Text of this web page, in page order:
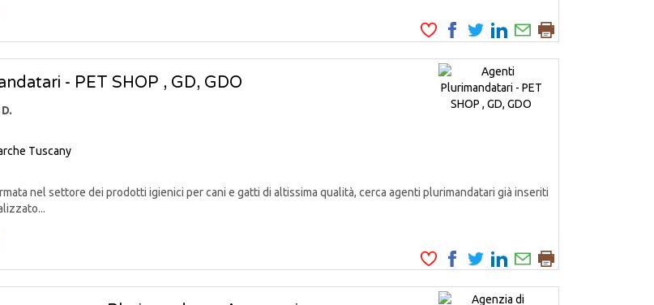
- PET SHOP , GD, GDO
Tuscany
nel settore dei prodotti igienici per cani e gatti di altissima qualità, cerca agenti plurimandatari già inseriti